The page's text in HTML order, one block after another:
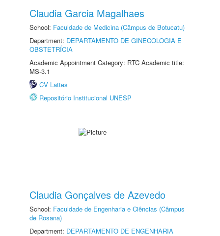
Claudia Garcia Magalhaes
School: Faculdade de Medicina (Câmpus de Botucatu)
Department: DEPARTAMENTO DE GINECOLOGIA E
OBSTETRÍCIA
Academic Appointment Category: RTC Academic title:
MS-3.1
CV Lattes
Repositório Institucional UNESP
Claudia Gonçalves de Azevedo
School: Faculdade de Engenharia e Ciências (Câmpus
de Rosana)
Department: DEPARTAMENTO DE ENGENHARIA